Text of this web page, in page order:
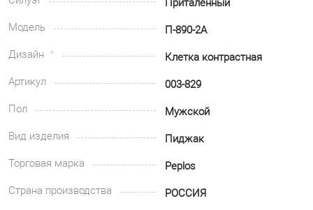
Приталенный
Модель
П-890-2А
Дизайн
Клетка контрастная
Артикул
003-829
Пол
Мужской
Вид изделия
Пиджак
Торговая марка
Peplos
Страна производства
РОССИЯ